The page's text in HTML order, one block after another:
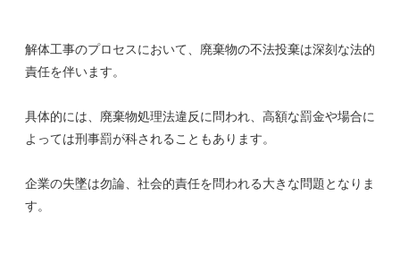
解体工事のプロセスにおいて、廃棄物の不法投棄は深刻な法的
責任を伴います。
具体的には、廃棄物処理法違反に問われ、高額な罰金や場合に
よっては刑事罰が科されることもあります。
企業の失墜は勿論、社会的責任を問われる大きな問題となりま
す。